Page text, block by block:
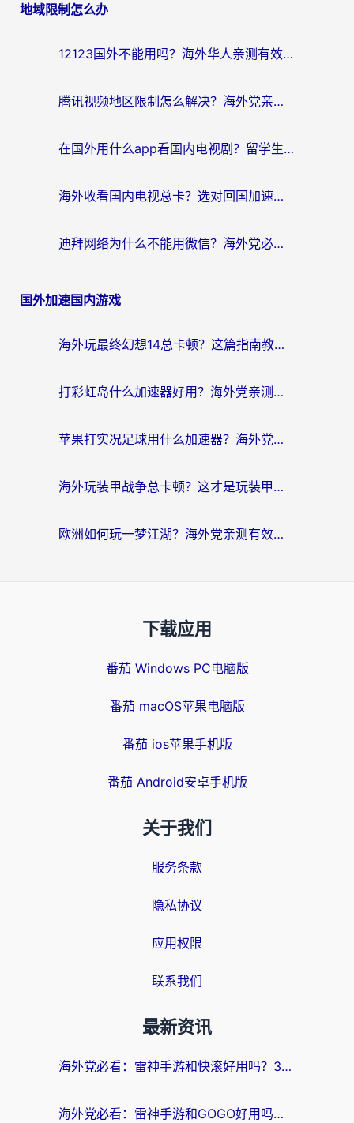
地域限制怎么办
12123国外不能用吗？海外华人亲测有效的回国加速方案来了
腾讯视频地区限制怎么解决？海外党亲测有效的回国加速器选择指南
在国外用什么app看国内电视剧？留学生亲测有效的回国加速方案
海外收看国内电视总卡？选对回国加速器，让你流畅追《狂飙》《长相思》
迪拜网络为什么不能用微信？海外党必看的回国加速解决方案
国外加速国内游戏
海外玩最终幻想14总卡顿？这篇指南教你选对加速器（附非洲美国玩家实测）
打彩虹岛什么加速器好用？海外党亲测的国服游戏加速终极指南
苹果打实况足球用什么加速器？海外党亲测有效的国服游戏加速指南
海外玩装甲战争总卡顿？这才是玩装甲战争最好的加速器（附马来西亚玩重装上阵攻略）
欧洲如何玩一梦江湖？海外党亲测有效的国服游戏加速指南
下载应用
番茄 Windows PC电脑版
番茄 macOS苹果电脑版
番茄 ios苹果手机版
番茄 Android安卓手机版
关于我们
服务条款
隐私协议
应用权限
联系我们
最新资讯
海外党必看：雷神手游和快滚好用吗？3步选对回国加速器无缝刷国内资源
海外党必看：雷神手游和GOGO好用吗？3步选对回国加速器，无缝刷剧玩原神